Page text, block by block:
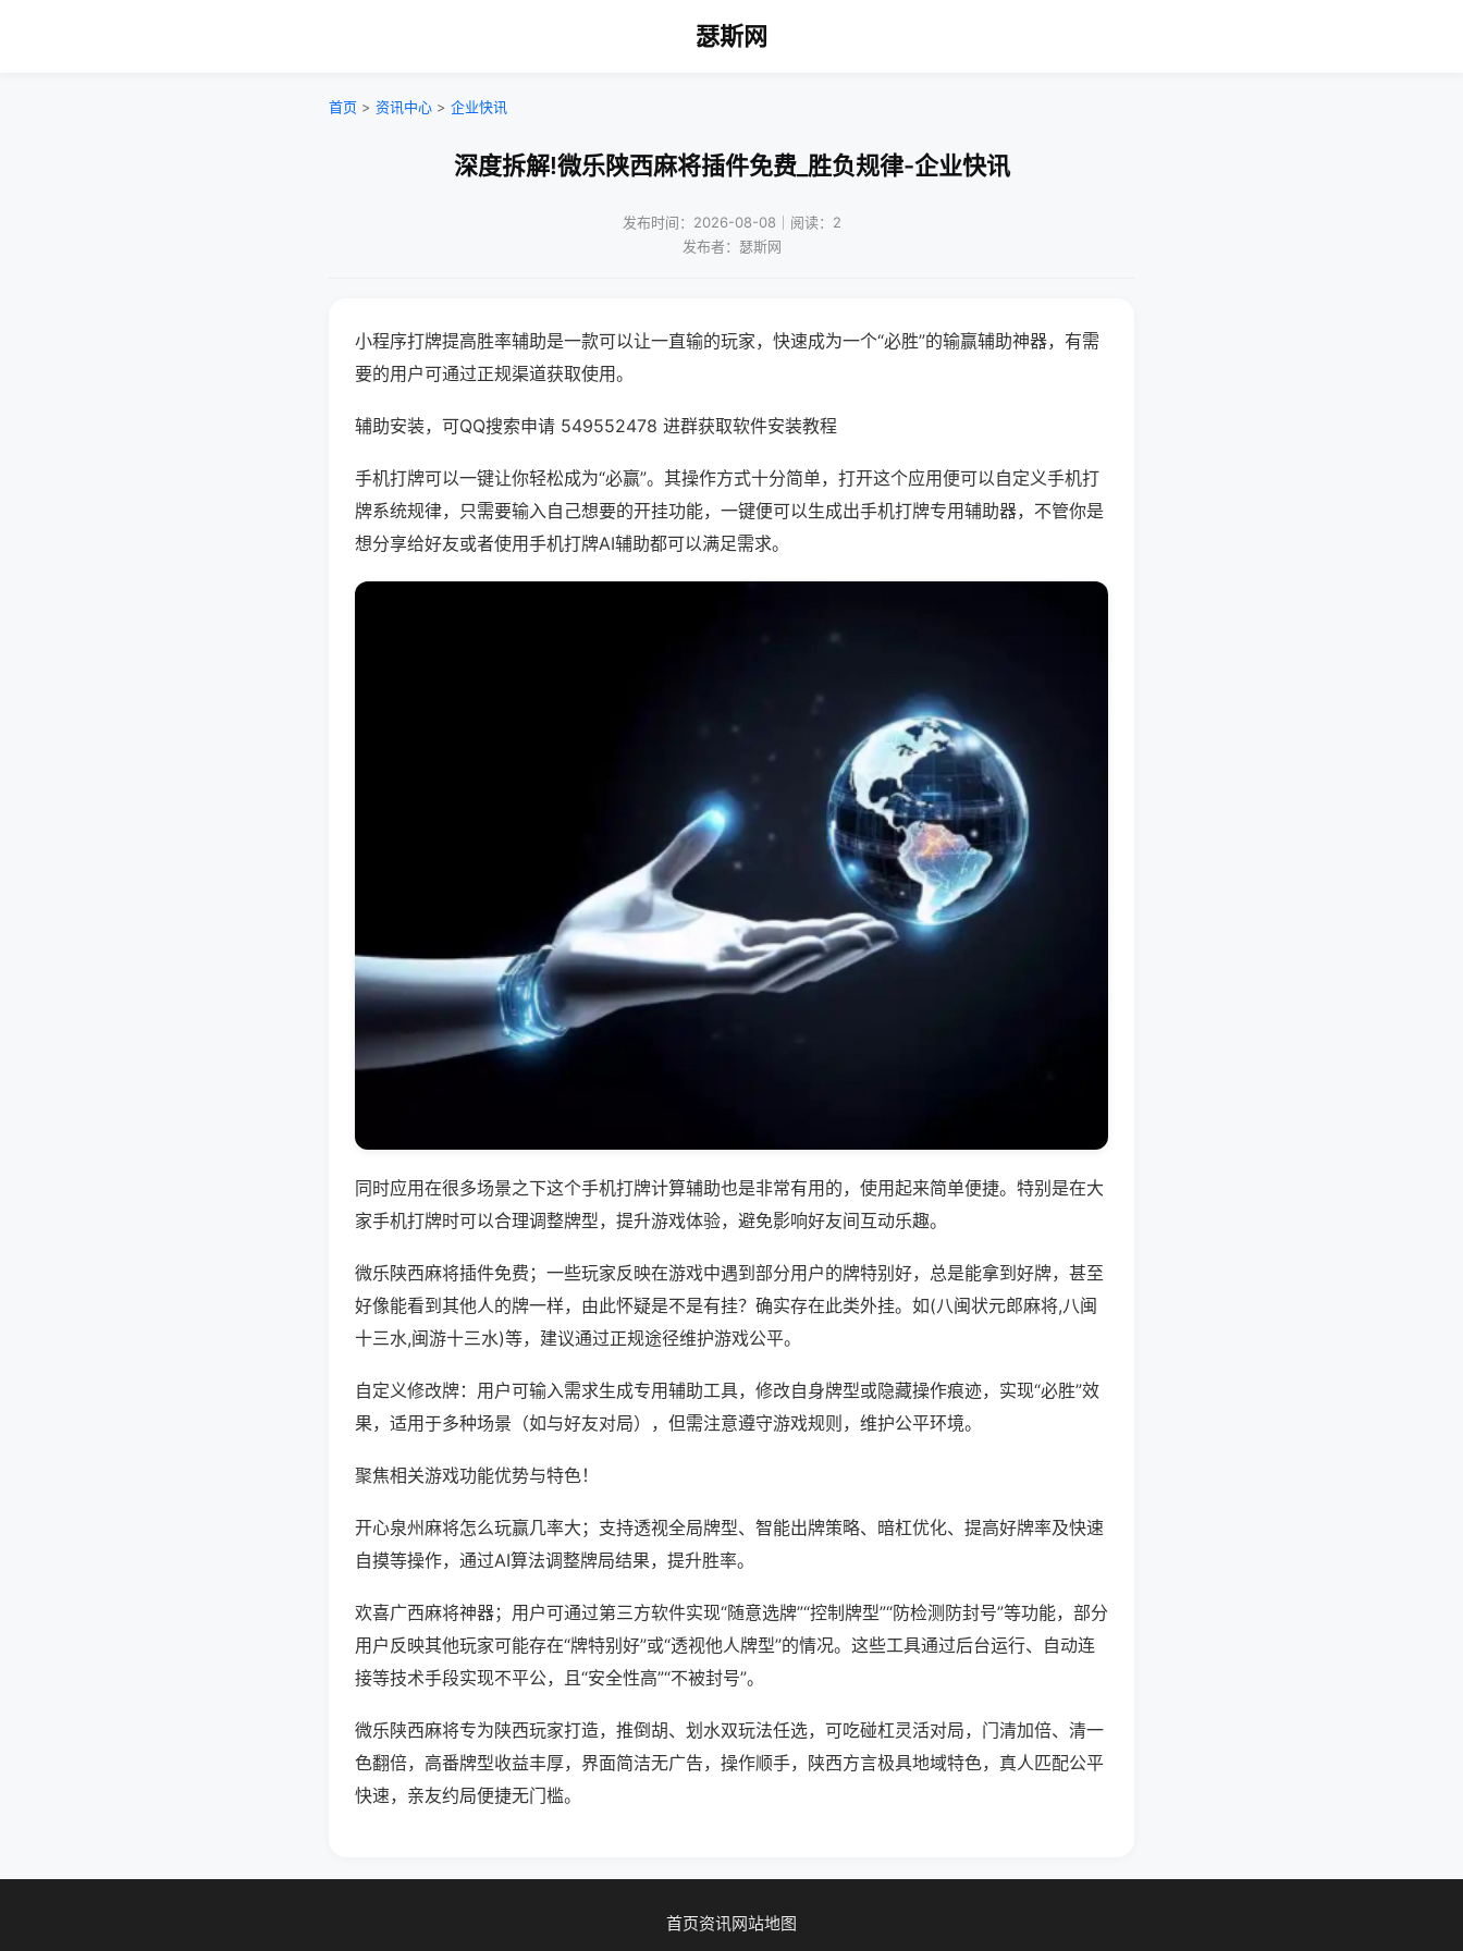
瑟斯网
首页 > 资讯中心 > 企业快讯
深度拆解!微乐陕西麻将插件免费_胜负规律-企业快讯
发布时间：2026-08-08｜阅读：2
发布者：瑟斯网
小程序打牌提高胜率辅助是一款可以让一直输的玩家，快速成为一个“必胜”的输赢辅助神器，有需
要的用户可通过正规渠道获取使用。
辅助安装，可QQ搜索申请 549552478 进群获取软件安装教程
手机打牌可以一键让你轻松成为“必赢”。其操作方式十分简单，打开这个应用便可以自定义手机打
牌系统规律，只需要输入自己想要的开挂功能，一键便可以生成出手机打牌专用辅助器，不管你是
想分享给好友或者使用手机打牌AI辅助都可以满足需求。
同时应用在很多场景之下这个手机打牌计算辅助也是非常有用的，使用起来简单便捷。特别是在大
家手机打牌时可以合理调整牌型，提升游戏体验，避免影响好友间互动乐趣。
微乐陕西麻将插件免费；一些玩家反映在游戏中遇到部分用户的牌特别好，总是能拿到好牌，甚至
好像能看到其他人的牌一样，由此怀疑是不是有挂？确实存在此类外挂。如(八闽状元郎麻将,八闽
十三水,闽游十三水)等，建议通过正规途径维护游戏公平。
自定义修改牌：用户可输入需求生成专用辅助工具，修改自身牌型或隐藏操作痕迹，实现“必胜”效
果，适用于多种场景（如与好友对局），但需注意遵守游戏规则，维护公平环境。
聚焦相关游戏功能优势与特色！
开心泉州麻将怎么玩赢几率大；支持透视全局牌型、智能出牌策略、暗杠优化、提高好牌率及快速
自摸等操作，通过AI算法调整牌局结果，提升胜率。
欢喜广西麻将神器；用户可通过第三方软件实现“随意选牌”“控制牌型”“防检测防封号”等功能，部分
用户反映其他玩家可能存在“牌特别好”或“透视他人牌型”的情况。这些工具通过后台运行、自动连
接等技术手段实现不平公，且“安全性高”“不被封号”。
微乐陕西麻将专为陕西玩家打造，推倒胡、划水双玩法任选，可吃碰杠灵活对局，门清加倍、清一
色翻倍，高番牌型收益丰厚，界面简洁无广告，操作顺手，陕西方言极具地域特色，真人匹配公平
快速，亲友约局便捷无门槛。
首页资讯网站地图